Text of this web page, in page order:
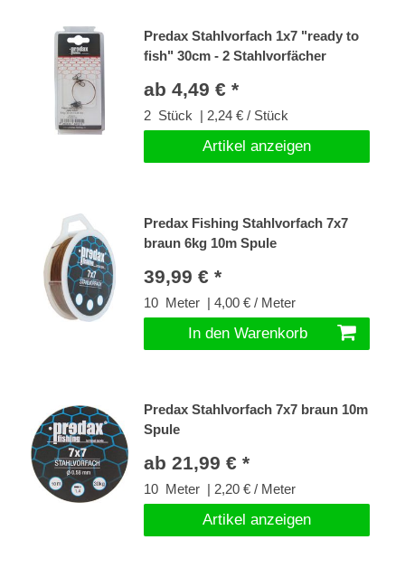
Predax Stahlvorfach 1x7 "ready to
fish" 30cm - 2 Stahlvorfächer
ab 4,49 € *
2 Stück | 2,24 € / Stück
Artikel anzeigen
Predax Fishing Stahlvorfach 7x7
braun 6kg 10m Spule
39,99 € *
10 Meter | 4,00 € / Meter
In den Warenkorb
Predax Stahlvorfach 7x7 braun 10m
Spule
ab 21,99 € *
10 Meter | 2,20 € / Meter
Artikel anzeigen